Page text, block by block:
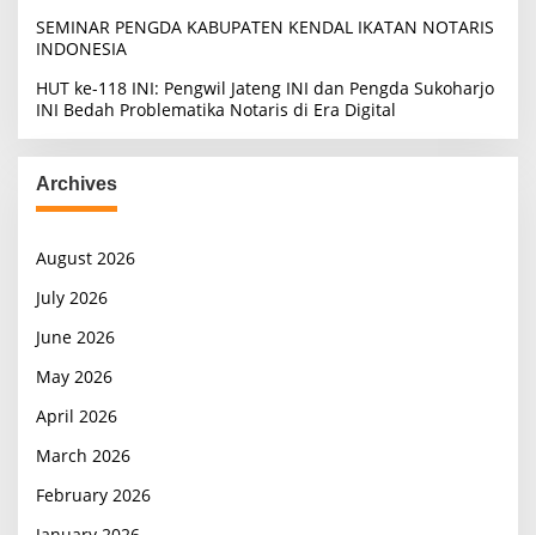
SEMINAR PENGDA KABUPATEN KENDAL IKATAN NOTARIS
INDONESIA
HUT ke-118 INI: Pengwil Jateng INI dan Pengda Sukoharjo
INI Bedah Problematika Notaris di Era Digital
Archives
August 2026
July 2026
June 2026
May 2026
April 2026
March 2026
February 2026